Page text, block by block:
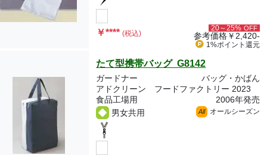
￥**** (税込)
20～25% OFF
参考価格￥2,420-
1%ポイント 還元
たて型携帯バッグ G8142
ガードナー
バッグ・かばん
アドクリーン フードファクトリー 2023
食品工場用
2006年発売
男女共用
All オールシーズン